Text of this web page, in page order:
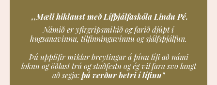
,,Mæli hiklaust með Lífþjálfaskóla Lindu Pé.
Námið er yfirgripsmikið og farið djúpt í
hugsanavinnu, tilfinningavinnu og sjálfsþjálfun.
Þú upplifir miklar breytingar á þínu lífi að námi
loknu og öðlast trú og staðfestu og ég vil fara svo langt
að segja:þú verður betri í lífinu"